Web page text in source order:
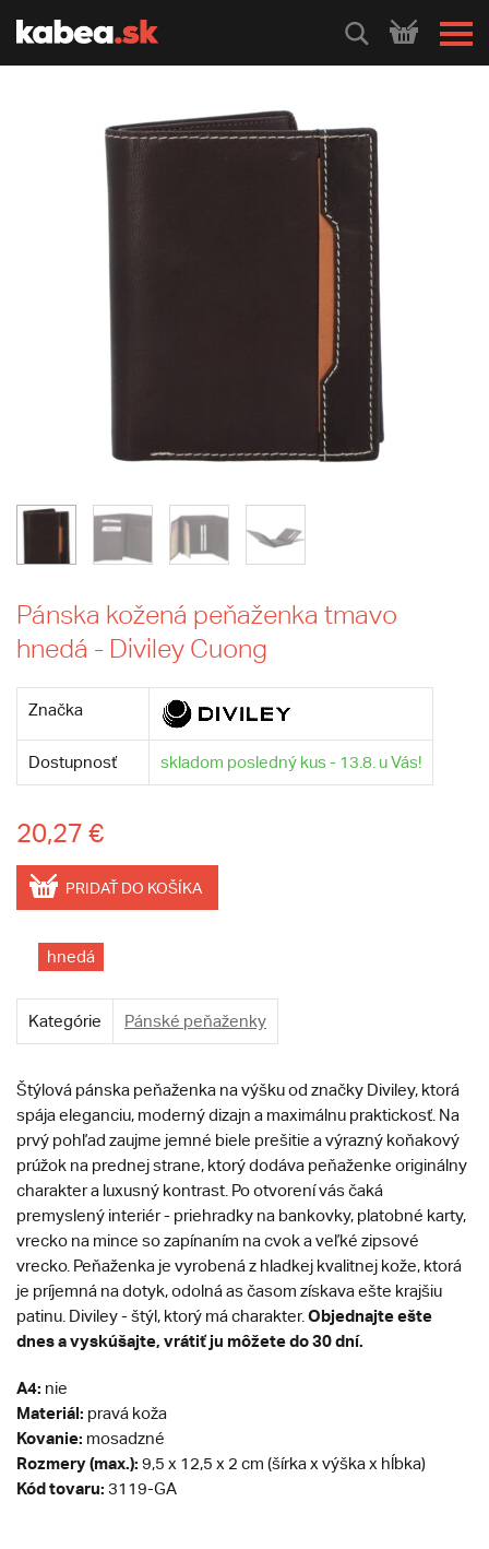
HLEDEJ
Pánska kožená peňaženka tmavo
hnedá - Diviley Cuong
Značka
Dostupnosť skladom posledný kus - 13.8. u Vás!
20,27 €
PRIDAŤ DO KOŠÍKA
hnedá
Kategórie Pánské peňaženky
Štýlová pánska peňaženka na výšku od značky Diviley, ktorá
spája eleganciu, moderný dizajn a maximálnu praktickosť. Na
prvý pohľad zaujme jemné biele prešitie a výrazný koňakový
prúžok na prednej strane, ktorý dodáva peňaženke originálny
charakter a luxusný kontrast. Po otvorení vás čaká
premyslený interiér - priehradky na bankovky, platobné karty,
vrecko na mince so zapínaním na cvok a veľké zipsové
vrecko. Peňaženka je vyrobená z hladkej kvalitnej kože, ktorá
je príjemná na dotyk, odolná as časom získava ešte krajšiu
patinu. Diviley - štýl, ktorý má charakter. Objednajte ešte
dnes a vyskúšajte, vrátiť ju môžete do 30 dní.
A4: nie
Materiál: pravá koža
Kovanie: mosadzné
Rozmery (max.): 9,5 x 12,5 x 2 cm (šírka x výška x hĺbka)
Kód tovaru: 3119-GA